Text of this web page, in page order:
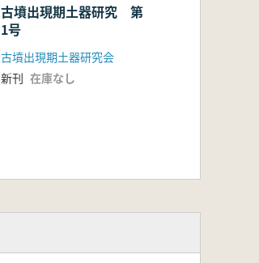
古墳出現期土器研究 第
1号
古墳出現期土器研究会
新刊 在庫なし